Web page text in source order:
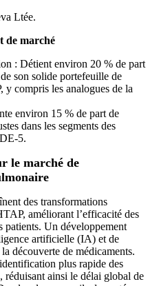
Ltée.
de marché
: Détient environ 20 % de part
son solide portefeuille de
y compris les analogues de la
environ 15 % de part de
dans les segments des
5.
le marché de
des transformations
améliorant l’efficacité des
patients. Un développement
artificielle (IA) et de
découverte de médicaments.
plus rapide des
réduisant ainsi le délai global de